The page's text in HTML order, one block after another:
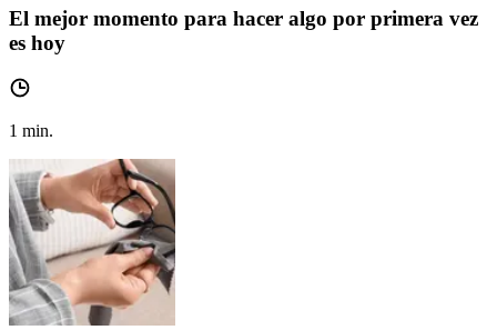
El mejor momento para hacer algo por primera vez
es hoy
1 min.